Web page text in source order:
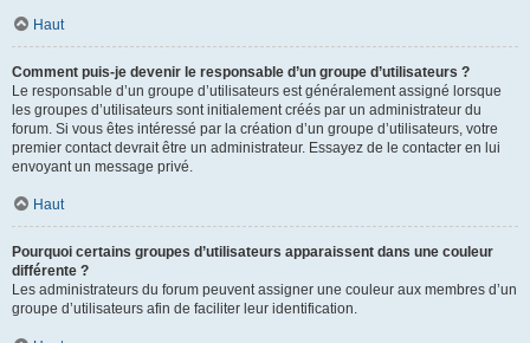
Haut
Comment puis-je devenir le responsable d’un groupe d’utilisateurs ?
Le responsable d’un groupe d’utilisateurs est généralement assigné lorsque
les groupes d’utilisateurs sont initialement créés par un administrateur du
forum. Si vous êtes intéressé par la création d’un groupe d’utilisateurs, votre
premier contact devrait être un administrateur. Essayez de le contacter en lui
envoyant un message privé.
Haut
Pourquoi certains groupes d’utilisateurs apparaissent dans une couleur
différente ?
Les administrateurs du forum peuvent assigner une couleur aux membres d’un
groupe d’utilisateurs afin de faciliter leur identification.